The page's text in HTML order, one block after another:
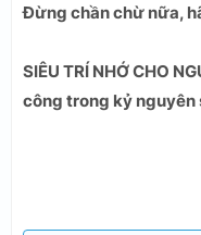
Đừng chần chừ nữa,
SIÊU TRÍ NHỚ CHO
công trong kỷ nguyên